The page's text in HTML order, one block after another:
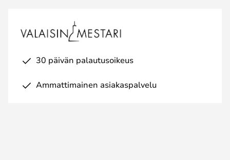
30 päivän palautusoikeus
Ammattimainen asiakaspalvelu